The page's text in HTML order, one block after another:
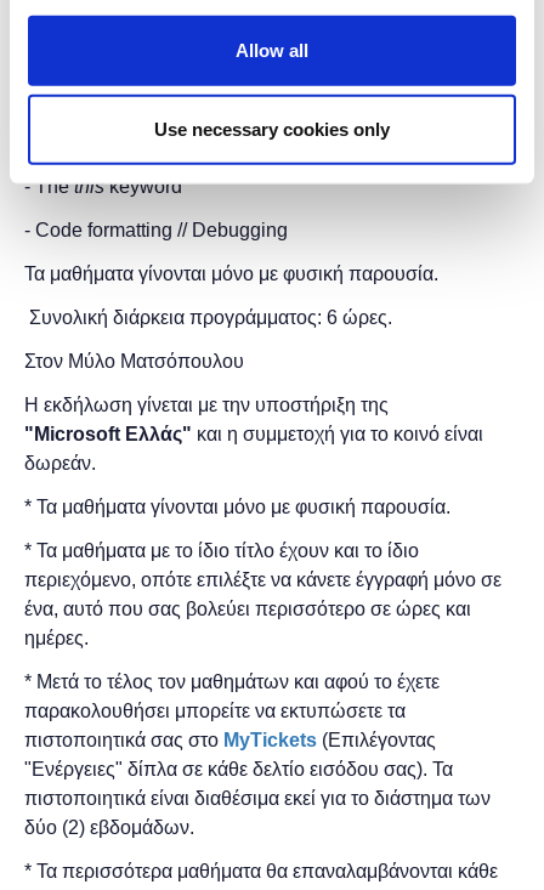
Allow all
Use necessary cookies only
innerHTML)
- Object Oriented Programming and Classes
- Scope // Closures // Callbacks // Promises
- Thethiskeyword
- Code formatting // Debugging
Τα μαθήματα γίνονται μόνο με φυσική παρουσία.
Συνολική διάρκεια προγράμματος: 6 ώρες.
Στον Μύλο Ματσόπουλου
Η εκδήλωση γίνεται με την υποστήριξη της
" Microsoft Ελλάς" και η συμμετοχή για το κοινό είναι
δωρεάν.
* Τα μαθήματα γίνονται μόνο με φυσική παρουσία.
* Τα μαθήματα με το ίδιο τίτλο έχουν και το ίδιο
περιεχόμενο, οπότε επιλέξτε να κάνετε έγγραφή μόνο σε
ένα, αυτό που σας βολεύει περισσότερο σε ώρες και
ημέρες.
* Μετά το τέλος τον μαθημάτων και αφού το έχετε
παρακολουθήσει μπορείτε να εκτυπώσετε τα
πιστοποιητικά ​σας στο MyTickets (Επιλέγοντας
"Ενέργειες" δίπλα σε κάθε δελτίο εισόδου σας). Τα
πιστοποιητικά είναι διαθέσιμα εκεί για το διάστημα των
δύο (2) εβδομάδων.
* Τα περισσότερα μαθήματα θα επαναλαμβάνονται κάθε